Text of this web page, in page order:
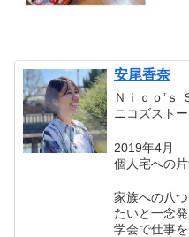
安尾香奈
Ｎｉｃｏ’ｓ
ニコズスト
2019年4月
個人宅への
家族への八
たいと一念
学会で仕事を